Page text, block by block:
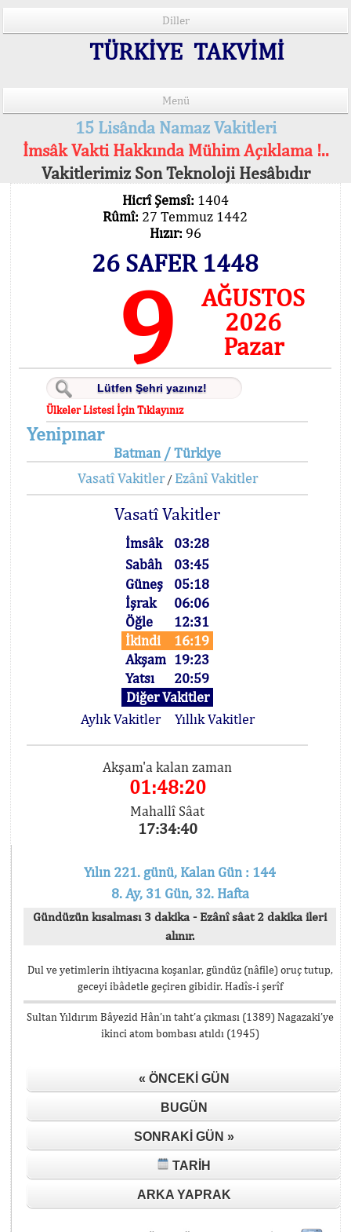
Diller
TÜRKİYE TAKVİMİ
Menü
15 Lisânda Namaz Vakitleri
İmsâk Vakti Hakkında Mühim Açıklama !..
Vakitlerimiz Son Teknoloji Hesâbıdır
Hicrî Şemsî: 1404
Rûmî: 27 Temmuz 1442
Hızır: 96
26 SAFER 1448
9
AĞUSTOS
2026
Pazar
Ülkeler Listesi İçin Tıklayınız
Yenipınar
Batman / Türkiye
Vasatî Vakitler/ Ezânî Vakitler
Vasatî Vakitler
İmsâk
03:28
Sabâh
03:45
Güneş
05:18
İşrak
06:06
Öğle
12:31
İkindi
16:19
Akşam 19:23
Yatsı
20:59
Diğer Vakitler
Aylık Vakitler
Yıllık Vakitler
Akşam'a kalan zaman
01:48:19
Mahallî Sâat
17:34:41
Yılın 221. günü, Kalan Gün : 144
8. Ay, 31 Gün, 32. Hafta
Gündüzün kısalması 3 dakika - Ezânî sâat 2 dakika ileri
alınır.
Dul ve yetimlerin ihtiyacına koşanlar, gündüz (nâfile) oruç tutup,
geceyi ibâdetle geçiren gibidir. Hadîs-i şerîf
Sultan Yıldırım Bâyezid Hân’ın taht’a çıkması (1389) Nagazaki’ye
ikinci atom bombası atıldı (1945)
« ÖNCEKI GÜN
BUGÜN
SONRAKI GÜN »
TARIH
ARKA YAPRAK